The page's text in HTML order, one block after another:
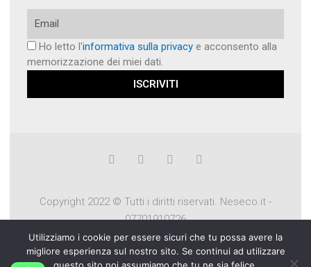
Ho letto l'informativa sulla privacye acconsento alla
memorizzazione dei miei dati.
ISCRIVITI
F
b
k
T
t
e
G
l
e
p
l
u
P
e
s
t
Copyright 2022 © Tutti i diritti riservati. Neseco.it -
07701910726
www.dfstudio.it
Utilizziamo i cookie per essere sicuri che tu possa avere la
migliore esperienza sul nostro sito. Se continui ad utilizzare